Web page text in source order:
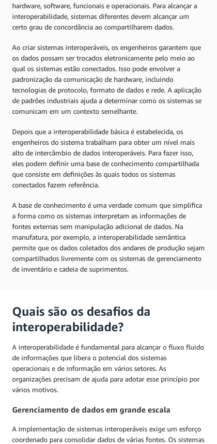
hardware, software, funcionais e operacionais. Para alcançar a
interoperabilidade, sistemas diferentes devem alcançar um
certo grau de concordância ao compartilharem dados.
Ao criar sistemas interoperáveis, os engenheiros garantem que
os dados possam ser trocados eletronicamente pelo meio ao
qual os sistemas estão conectados. Isso pode envolver a
padronização da comunicação de hardware, incluindo
tecnologias de protocolo, formato de dados e rede. A aplicação
de padrões industriais ajuda a determinar como os sistemas se
comunicam em um contexto semelhante.
Depois que a interoperabilidade básica é estabelecida, os
engenheiros do sistema trabalham para obter um nível mais
alto de intercâmbio de dados interoperáveis. Para fazer isso,
eles podem definir uma base de conhecimento compartilhada
que consiste em definições às quais todos os sistemas
conectados fazem referência.
A base de conhecimento é uma verdade comum que simplifica
a forma como os sistemas interpretam as informações de
fontes externas sem manipulação adicional de dados. Na
manufatura, por exemplo, a interoperabilidade semântica
permite que os dados coletados dos andares de produção sejam
compartilhados livremente com os sistemas de gerenciamento
de inventário e cadeia de suprimentos.
Quais são os desafios da
interoperabilidade?
A interoperabilidade é fundamental para alcançar o fluxo fluido
de informações que libera o potencial dos sistemas
operacionais e de informação em vários setores. As
organizações precisam de ajuda para adotar esse princípio por
vários motivos.
Gerenciamento de dados em grande escala
A implementação de sistemas interoperáveis exige um esforço
coordenado para consolidar dados de várias fontes. Os sistemas